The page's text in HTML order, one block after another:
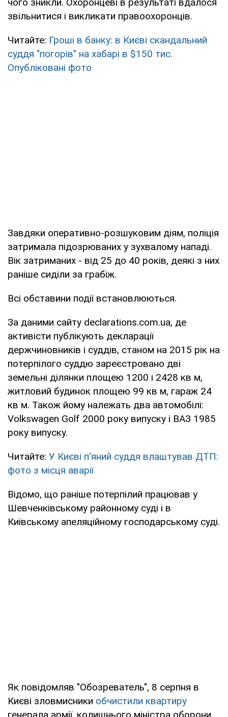
звільнитися і викликати правоохоронців.
Читайте: Гроші в банку: в Києві скандальний
суддя "погорів" на хабарі в $150 тис.
Опубліковані фото
Завдяки оперативно-розшуковим діям, поліція
затримала підозрюваних у зухвалому нападі.
Вік затриманих - від 25 до 40 років, деякі з них
раніше сиділи за грабіж.
Всі обставини події встановлюються.
За даними сайту declarations.com.ua, де
активісти публікують декларації
держчиновників і суддів, станом на 2015 рік на
потерпілого суддю зареєстровано дві
земельні ділянки площею 1200 і 2428 кв м,
житловий будинок площею 99 кв м, гараж 24
кв м. Також йому належать два автомобілі:
Volkswagen Golf 2000 року випуску і ВАЗ 1985
року випуску.
Читайте: У Києві п'яний суддя влаштував ДТП:
фото з місця аварії
Відомо, що раніше потерпілий працював у
Шевченківському районному суді і в
Київському апеляційному господарському суді.
Як повідомляв "Обозреватель", 8 серпня в
Києві зловмисники обчистили квартиру
генерала армії, колишнього міністра оборони